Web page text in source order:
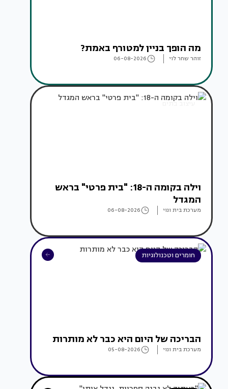
מה הופך בניין למטורף באמת?
זוהר שחר לוי 06-08-2026
עיצוב בתים
וילה בקומה ה-18: "בית פרטי" בראש
המגדל
מערכת בית ונוי 06-08-2026
חומרים וטכנולוגיות
הבריכה של היום היא כבר לא מותרות
מערכת בית ונוי 05-08-2026